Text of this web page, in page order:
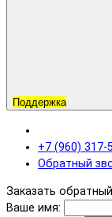
Поддержка
+7 (960) 317-
Обратный
Заказать
Ваше имя: